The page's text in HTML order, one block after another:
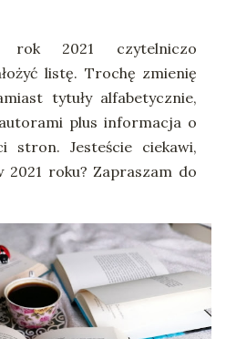
2021 czytelniczo
listę. Trochę zmienię
tytuły alfabetycznie,
plus informacja o
stron. Jesteście ciekawi,
2021 roku? Zapraszam do